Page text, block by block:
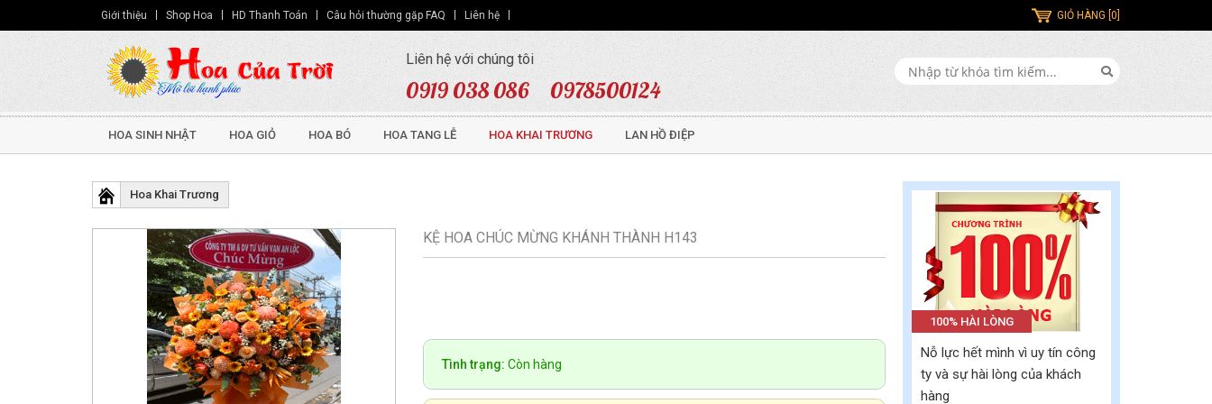
Giới thiệu Shop Hoa HD Thanh Toán Câu hỏi thường gặp FAQ Liên hệ GIỎ HÀNG [0]
Liên hệ với chúng tôi
0919 038 086 0978500124
HOA SINH NHẬT HOA GIỎ HOA BÓ HOA TANG LỄ HOA KHAI TRƯƠNG LAN HỒ ĐIỆP
Hoa Khai Trương
KỆ HOA CHÚC MỪNG KHÁNH THÀNH H143
Tình trạng: Còn hàng
100% HÀI LÒNG
Nỗ lực hết mình vì uy tín công
ty và sự hài lòng của khách
hàng